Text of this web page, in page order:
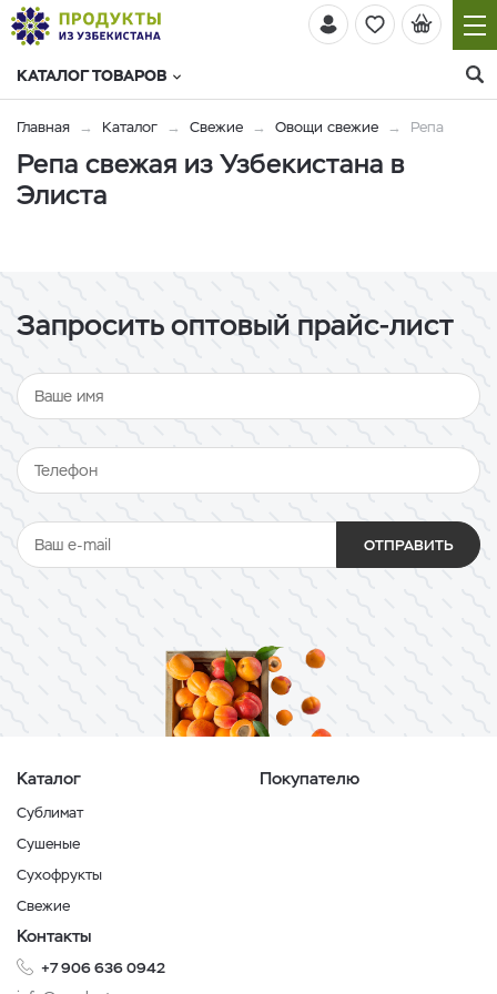
КАТАЛОГ ТОВАРОВ
Главная Каталог Свежие Овощи свежие Репа
Репа свежая из Узбекистана в
Элиста
Запросить оптовый прайс-лист
ОТПРАВИТЬ
Каталог
Сублимат
Сушеные
Сухофрукты
Свежие
Покупателю
Контакты
+7 906 636 0942